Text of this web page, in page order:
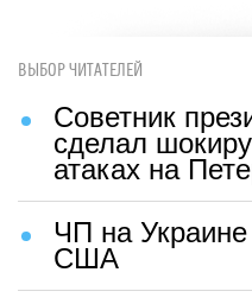
ВЫБОР ЧИТАТЕЛЕЙ
Советник
сделал
атаках на
ЧП на
США